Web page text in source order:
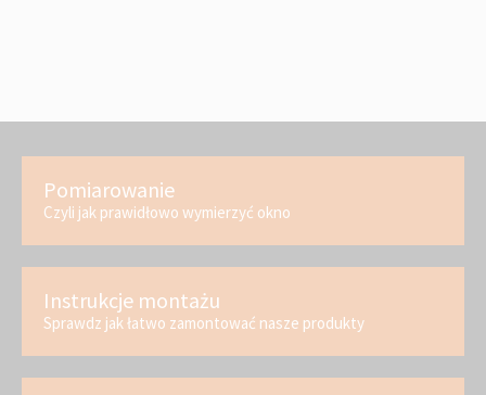
Pomiarowanie
Czyli jak prawidłowo wymierzyć okno
Instrukcje montażu
Sprawdz jak łatwo zamontować nasze produkty